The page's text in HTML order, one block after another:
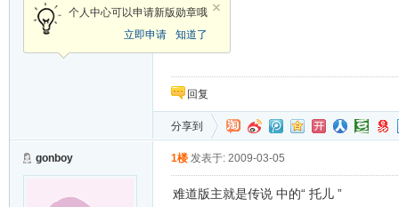
侠客
个人中心可以申请新版勋章哦
立即申请
知道了
回复
分享到
gonboy 1楼 发表于: 2009-03-05
难道版主就是传说 中的“ 托儿 ”